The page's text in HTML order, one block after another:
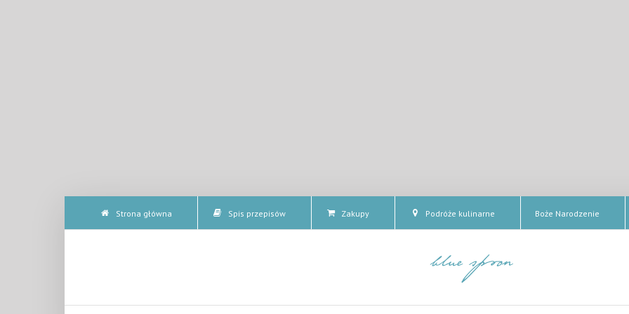
Strona główna Spis przepisów Zakupy Podróże kulinarne Boże Narodzenie